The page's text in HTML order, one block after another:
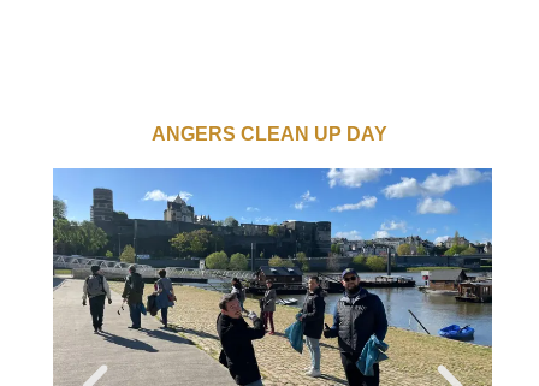
ANGERS CLEAN UP DAY